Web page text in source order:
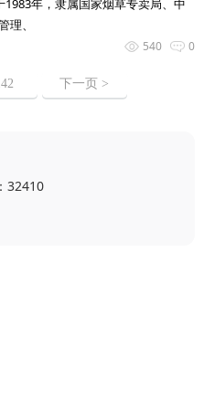
理、
0
540
下一页 >
32410